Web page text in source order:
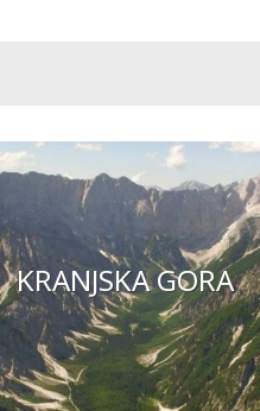
KRANJSKA GORA